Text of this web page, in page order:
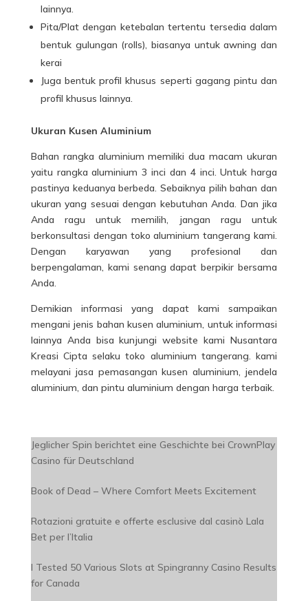
lainnya.
Pita/Plat dengan ketebalan tertentu tersedia dalam
bentuk gulungan (rolls), biasanya untuk awning dan
kerai
Juga bentuk profil khusus seperti gagang pintu dan
profil khusus lainnya.
Ukuran Kusen Aluminium
Bahan rangka aluminium memiliki dua macam ukuran
yaitu rangka aluminium 3 inci dan 4 inci. Untuk harga
pastinya keduanya berbeda. Sebaiknya pilih bahan dan
ukuran yang sesuai dengan kebutuhan Anda. Dan jika
Anda ragu untuk memilih, jangan ragu untuk
berkonsultasi dengan toko aluminium tangerang kami.
Dengan karyawan yang profesional dan
berpengalaman, kami senang dapat berpikir bersama
Anda.
Demikian informasi yang dapat kami sampaikan
mengani jenis bahan kusen aluminium, untuk informasi
lainnya Anda bisa kunjungi website kami Nusantara
Kreasi Cipta selaku toko aluminium tangerang. kami
melayani jasa pemasangan kusen aluminium, jendela
aluminium, dan pintu aluminium dengan harga terbaik.
Jeglicher Spin berichtet eine Geschichte bei CrownPlay
Casino für Deutschland
Book of Dead – Where Comfort Meets Excitement
Rotazioni gratuite e offerte esclusive dal casinò Lala
Bet per l’Italia
I Tested 50 Various Slots at Spingranny Casino Results
for Canada